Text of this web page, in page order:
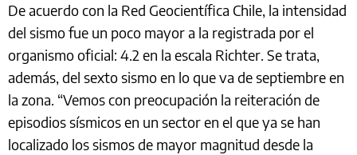
De acuerdo con la Red Geocientífica Chile, la intensidad
del sismo fue un poco mayor a la registrada por el
organismo oficial: 4.2 en la escala Richter. Se trata,
además, del sexto sismo en lo que va de septiembre en
la zona. “Vemos con preocupación la reiteración de
episodios sísmicos en un sector en el que ya se han
localizado los sismos de mayor magnitud desde la